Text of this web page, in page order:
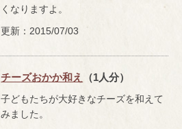
くなりますよ。
更新：2015/07/03
チーズおかか和え （1人分）
子どもたちが大好きなチーズを和えて
みました。